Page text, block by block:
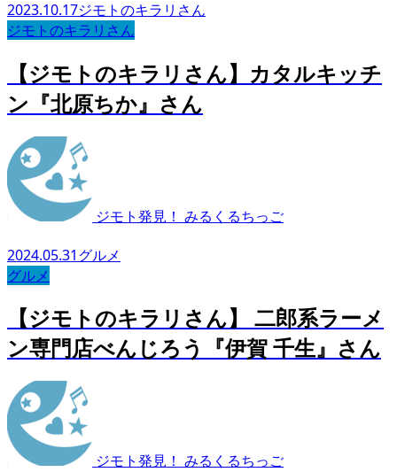
2023.10.17ジモトのキラリさん
ジモトのキラリさん
【ジモトのキラリさん】カタルキッチ
ン『北原ちか』さん
ジモト発見！ みるくるちっご
2024.05.31グルメ
グルメ
【ジモトのキラリさん】 二郎系ラーメ
ン専門店べんじろう『伊賀 千生』さん
ジモト発見！ みるくるちっご